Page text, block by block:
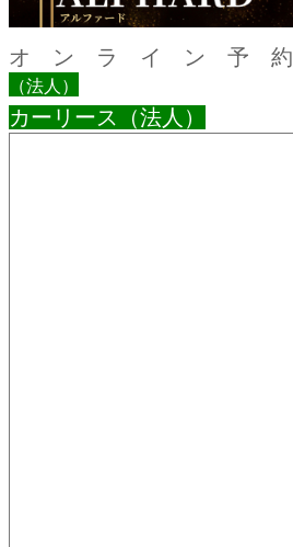
オ ン ラ イ ン 予 約
（法人）
カーリース（法人）